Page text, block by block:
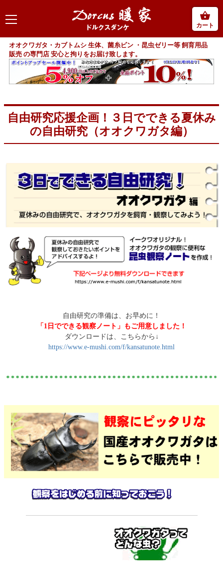
カート
オオクワガタ・カブトムシ 生体、菌糸ビン ・昆虫ゼリー等 飼育用品
販売 の専門店 安心と拘りをお届け致します。
自由研究応援企画！３日でできる夏休み
の自由研究（オオクワガタ編）
自由研究の準備は、お早めに！
「1日でできる観察ノート」もご用意しました！
ダウンロードは、こちらから↓
https://www.e-mushi.com/f/kansatunote.html